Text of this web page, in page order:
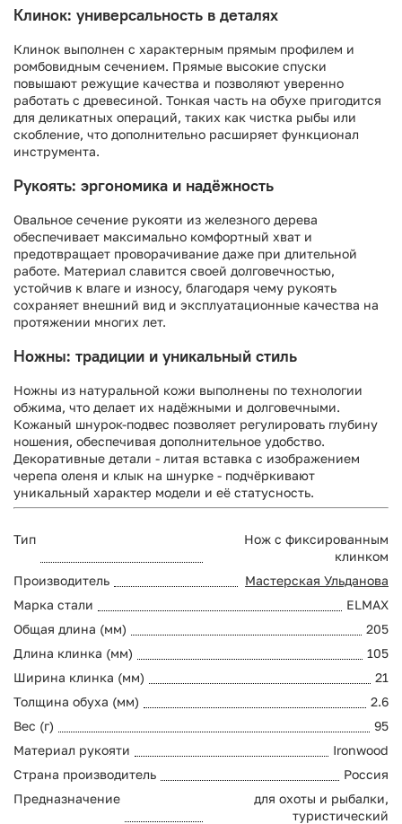
Клинок: универсальность в деталях
Клинок выполнен с характерным прямым профилем и
ромбовидным сечением. Прямые высокие спуски
повышают режущие качества и позволяют уверенно
работать с древесиной. Тонкая часть на обухе пригодится
для деликатных операций, таких как чистка рыбы или
скобление, что дополнительно расширяет функционал
инструмента.
Рукоять: эргономика и надёжность
Овальное сечение рукояти из железного дерева
обеспечивает максимально комфортный хват и
предотвращает проворачивание даже при длительной
работе. Материал славится своей долговечностью,
устойчив к влаге и износу, благодаря чему рукоять
сохраняет внешний вид и эксплуатационные качества на
протяжении многих лет.
Ножны: традиции и уникальный стиль
Ножны из натуральной кожи выполнены по технологии
обжима, что делает их надёжными и долговечными.
Кожаный шнурок-подвес позволяет регулировать глубину
ношения, обеспечивая дополнительное удобство.
Декоративные детали - литая вставка с изображением
черепа оленя и клык на шнурке - подчёркивают
уникальный характер модели и её статусность.
Тип
Нож с фиксированным
клинком
Производитель
Мастерская Ульданова
Марка стали
ELMAX
Общая длина (мм)
205
Длина клинка (мм)
105
Ширина клинка (мм)
21
Толщина обуха (мм)
2.6
Вес (г)
95
Материал рукояти
Ironwood
Страна производитель
Россия
Предназначение
для охоты и рыбалки,
туристический